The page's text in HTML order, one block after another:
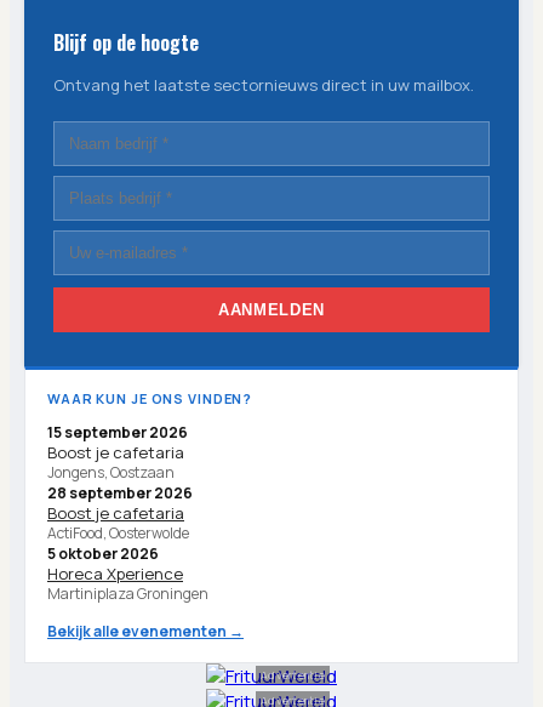
Blijf op de hoogte
Ontvang het laatste sectornieuws direct in uw mailbox.
AANMELDEN
WAAR KUN JE ONS VINDEN?
15 september 2026
Boost je cafetaria
Jongens, Oostzaan
28 september 2026
Boost je cafetaria
ActiFood, Oosterwolde
5 oktober 2026
Horeca Xperience
Martiniplaza Groningen
Bekijk alle evenementen →
Advertentie
Advertentie